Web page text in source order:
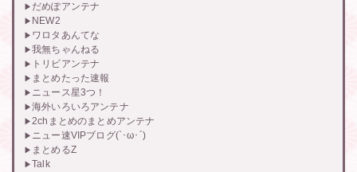
だめぽアンテナ
NEW2
ワロタあんてな
我無ちゃんねる
トリビアンテナ
まとめたった速報
ニュース星3つ！
海外いろいろアンテナ
2chまとめのまとめアンテナ
ニュー速VIPブログ(`･ω･´)
まとめるZ
Talk